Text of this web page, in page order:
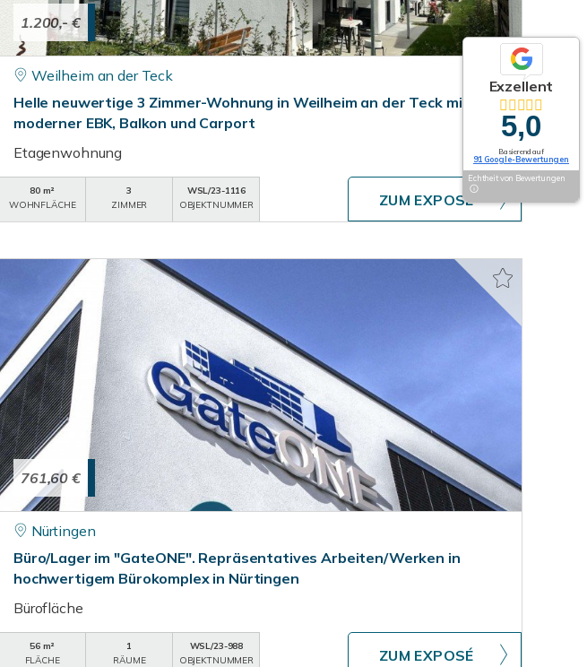
1.200,- €
Weilheim an der Teck
Helle neuwertige 3 Zimmer-Wohnung in Weilheim an der Teck mit
moderner EBK, Balkon und Carport
Etagenwohnung
80 m²
WOHNFLÄCHE
3
ZIMMER
WSL/23-1116
OBJEKTNUMMER
ZUM EXPOSÉ
761,60 €
Nürtingen
Büro/Lager im "GateONE". Repräsentatives Arbeiten/Werken in
hochwertigem Bürokomplex in Nürtingen
Bürofläche
56 m²
FLÄCHE
1
RÄUME
WSL/23-988
OBJEKTNUMMER
ZUM EXPOSÉ
Exzellent
5,0
Basierend auf
91 Google-Bewertungen
Echtheit von Bewertungen